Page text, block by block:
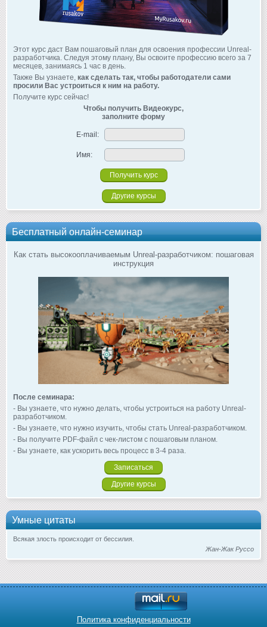
Этот курс даст Вам пошаговый план для освоения профессии Unreal-
разработчика. Следуя этому плану, Вы освоите профессию всего за 7
месяцев, занимаясь 1 час в день.
Также Вы узнаете, как сделать так, чтобы работодатели сами
просили Вас устроиться к ним на работу.
Получите курс сейчас!
Чтобы получить Видеокурс,
заполните форму
E-mail:
Имя:
Другие курсы
Бесплатный онлайн-семинар
Как стать высокооплачиваемым Unreal-разработчиком: пошаговая
инструкция
После семинара:
- Вы узнаете, что нужно делать, чтобы устроиться на работу Unreal-
разработчиком.
- Вы узнаете, что нужно изучить, чтобы стать Unreal-разработчиком.
- Вы получите PDF-файл с чек-листом с пошаговым планом.
- Вы узнаете, как ускорить весь процесс в 3-4 раза.
Записаться
Другие курсы
Умные цитаты
Всякая злость происходит от бессилия.
Жан-Жак Руссо
Политика конфиденциальности